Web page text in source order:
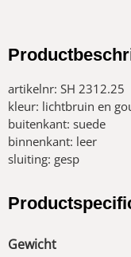
artikelnr: SH 2312.25
kleur: lichtbruin en
buitenkant: suede
binnenkant: leer
sluiting: gesp
Gewicht